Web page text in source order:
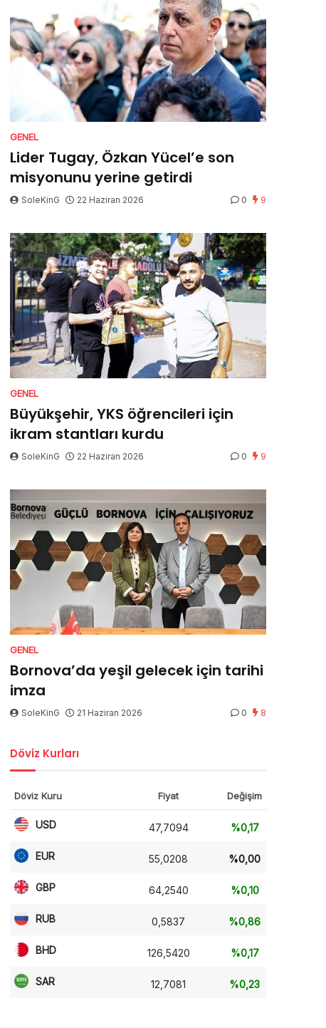
GENEL
Lider Tugay, Özkan Yücel’e son
misyonunu yerine getirdi
SoleKinG 22 Haziran 2026 0 9
GENEL
Büyükşehir, YKS öğrencileri için
ikram stantları kurdu
SoleKinG 22 Haziran 2026 0 9
GENEL
Bornova’da yeşil gelecek için tarihi
imza
SoleKinG 21 Haziran 2026 0 8
Döviz Kurları
Döviz Kuru Fiyat Değişim
USD 47,7094 %0,17
EUR 55,0208 %0,00
GBP 64,2540 %0,10
RUB 0,5837 %0,86
BHD 126,5420 %0,17
SAR 12,7081 %0,23